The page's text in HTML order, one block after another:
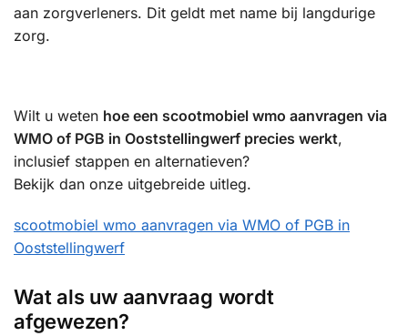
aan zorgverleners. Dit geldt met name bij langdurige
zorg.
Wilt u weten hoe een scootmobiel wmo aanvragen via
WMO of PGB in Ooststellingwerf precies werkt,
inclusief stappen en alternatieven?
Bekijk dan onze uitgebreide uitleg.
scootmobiel wmo aanvragen via WMO of PGB in
Ooststellingwerf
Wat als uw aanvraag wordt
afgewezen?